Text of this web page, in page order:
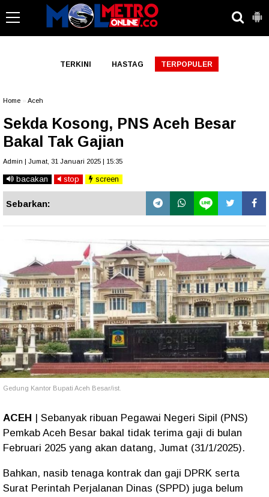
TERKINI HASTAG TERPOPULER
Home Aceh
Sekda Kosong, PNS Aceh Besar
Bakal Tak Gajian
Admin | Jumat, 31 Januari 2025 | 15:35
bacakan stop screen
Sebarkan:
Gedung Kantor Bupati Aceh Besar/ist.
ACEH | Sebanyak ribuan Pegawai Negeri Sipil (PNS)
Pemkab Aceh Besar bakal tidak terima gaji di bulan
Februari 2025 yang akan datang, Jumat (31/1/2025).
Bahkan, nasib tenaga kontrak dan gaji DPRK serta
Surat Perintah Perjalanan Dinas (SPPD) juga belum